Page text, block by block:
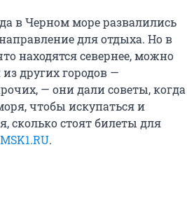
в Черном море развалились
для отдыха. Но в
находятся севернее, можно
других городов —
— они дали советы, когда
чтобы искупаться и
сколько стоят билеты для
MSK1.RU.